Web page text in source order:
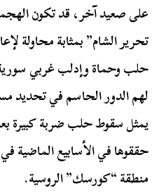
على صعيد آخر، قد تكون
تحرير الشام” بمثابة محاولة
حلب وحماة وإدلب غربي
لهم الدور الحاسم في تحديد
يمثل سقوط حلب ضربة كبيرة
حققوها في الأسابيع الماضية
منطقة “كورسك” الروسية.